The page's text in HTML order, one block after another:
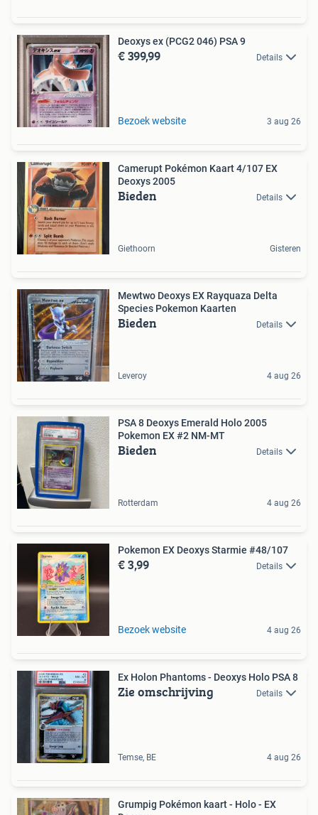
Deoxys ex (PCG2 046) PSA 9
€ 399,99 Details
Bezoek website 3 aug 26
Camerupt Pokémon Kaart 4/107 EX
Deoxys 2005
Bieden Details
Giethoorn Gisteren
Mewtwo Deoxys EX Rayquaza Delta
Species Pokemon Kaarten
Bieden Details
Leveroy 4 aug 26
PSA 8 Deoxys Emerald Holo 2005
Pokemon EX #2 NM-MT
Bieden Details
Rotterdam 4 aug 26
Pokemon EX Deoxys Starmie #48/107
€ 3,99 Details
Bezoek website 4 aug 26
Ex Holon Phantoms - Deoxys Holo PSA 8
Zie omschrijving Details
Temse, BE 4 aug 26
Grumpig Pokémon kaart - Holo - EX